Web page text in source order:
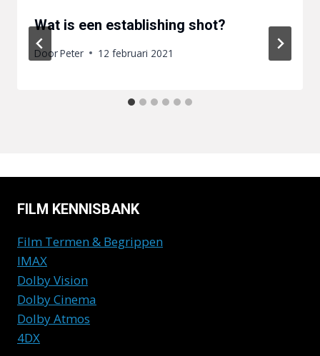
Wat is een establishing shot?
DoorPeter 12 februari 2021
FILM KENNISBANK
Film Termen & Begrippen
IMAX
Dolby Vision
Dolby Cinema
Dolby Atmos
4DX